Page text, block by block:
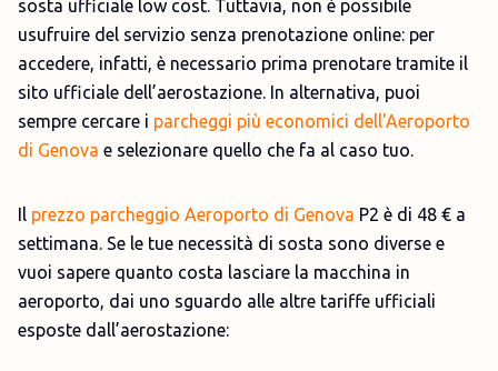
sosta ufficiale low cost. Tuttavia, non è possibile
usufruire del servizio senza prenotazione online: per
accedere, infatti, è necessario prima prenotare tramite il
sito ufficiale dell’aerostazione. In alternativa, puoi
sempre cercare i parcheggi più economici dell'Aeroporto
di Genova e selezionare quello che fa al caso tuo.
Il prezzo parcheggio Aeroporto di Genova P2 è di 48 € a
settimana. Se le tue necessità di sosta sono diverse e
vuoi sapere quanto costa lasciare la macchina in
aeroporto, dai uno sguardo alle altre tariffe ufficiali
esposte dall’aerostazione: